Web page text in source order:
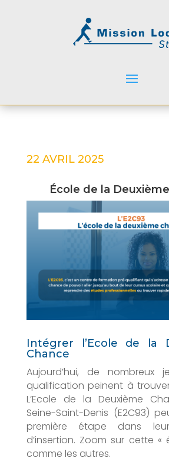
22 AVRIL 2025
École de la
Intégrer l’Ecole de la
Chance
Aujourd’hui, de nombreux
qualification peinent à
L’Ecole de la Deuxième
Seine-Saint-Denis (E2C93)
première étape dans
d’insertion. Zoom sur cette «
comme les autres.